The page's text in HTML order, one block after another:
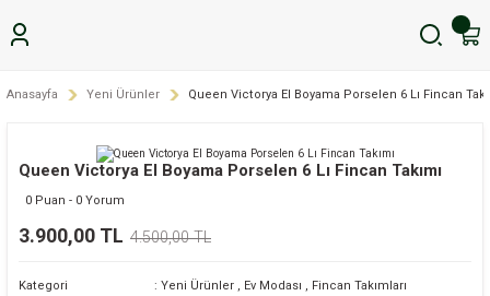
Anasayfa Yeni Ürünler Queen Victorya El Boyama Porselen 6 Lı Fincan
Queen Victorya El Boyama Porselen 6 Lı Fincan Takımı
0 Puan - 0 Yorum
3.900,00 TL 4.500,00 TL
Kategori Yeni Ürünler , Ev Modası , Fincan Takımları